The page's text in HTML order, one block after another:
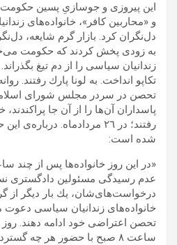
اين پيروزى و جوسازى‌ِ پسین
و «محاربين كافر»، خانواده‌‌‌هاى
دل‌نگران کرد. بازار گرم شايعه‌،
به زودى پخش كردند كه حكومت
زندانيان سياسى را از دم تيغ
تكاپو انداخت. به لونا پارك رفتند.
تحصن در سردر مجلس شوراى
پاسداران آن‌ها را از آن جا پراكندند،
رفتند؛ در ٢٦ مردادماه.
شده است:
«در اين روز خانواده‌ها پس از
عدم رسيدگى مسئولين دادگسترى
درخواست‌هاى‌شان، يك بار ديگر از
خانواده‌هاى زندانيان سياسى دعوت
ساعت ٨ صبح با حضور هر چه